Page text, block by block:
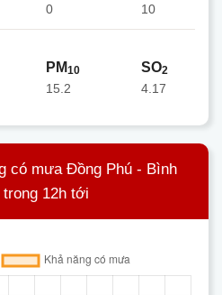
0 10
PM10
15.2
SO2
4.17
có mưa Đồng Phú - Bình
12h tới